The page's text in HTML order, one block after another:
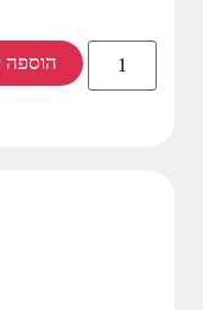
הוספה